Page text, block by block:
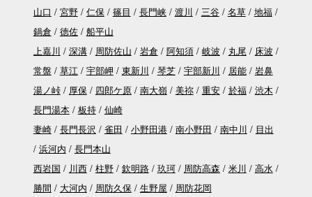
山口
宮野 仁保 篠目 長門峡 渡川 三谷 名草
地福
鍋倉
徳佐
船平山
上嘉川
深溝 周防佐山 岩倉 阿知須 岐波 丸尾
床波
常盤
草江 宇部岬 東新川 琴芝 宇部新川 居能
岩鼻
湯ノ峠
厚保 四郎ケ原 南大嶺 美祢 重安 於福
渋木
長門湯本
板持
仙崎
妻崎
長門長沢 雀田 小野田港 南小野田 南中川
目出
浜河内
長門本山
西岩国
川西 柱野 欽明路 玖珂 周防高森 米川
高水
勝間
大河内 周防久保 生野屋 周防花岡